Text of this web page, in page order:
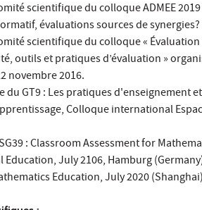
scientifique du colloque ADMEE
évaluations sources de synergies?
scientifique du colloque «
outils et pratiques d’évaluation »
novembre 2016.
du GT9 : Les pratiques d'enseignement
Colloque international
: Classroom Assessment for
July 2106, Hamburg
Education, July 2020 (Shanghai)